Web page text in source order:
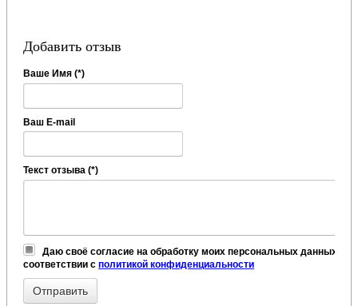
Добавить отзыв
Ваше Имя (*)
Ваш E-mail
Текст отзыва (*)
Даю своё согласие на обработку моих персональных данных, в
соответствии с политикой конфиденциальности